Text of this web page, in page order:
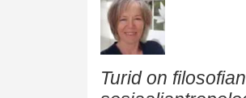
Turid on